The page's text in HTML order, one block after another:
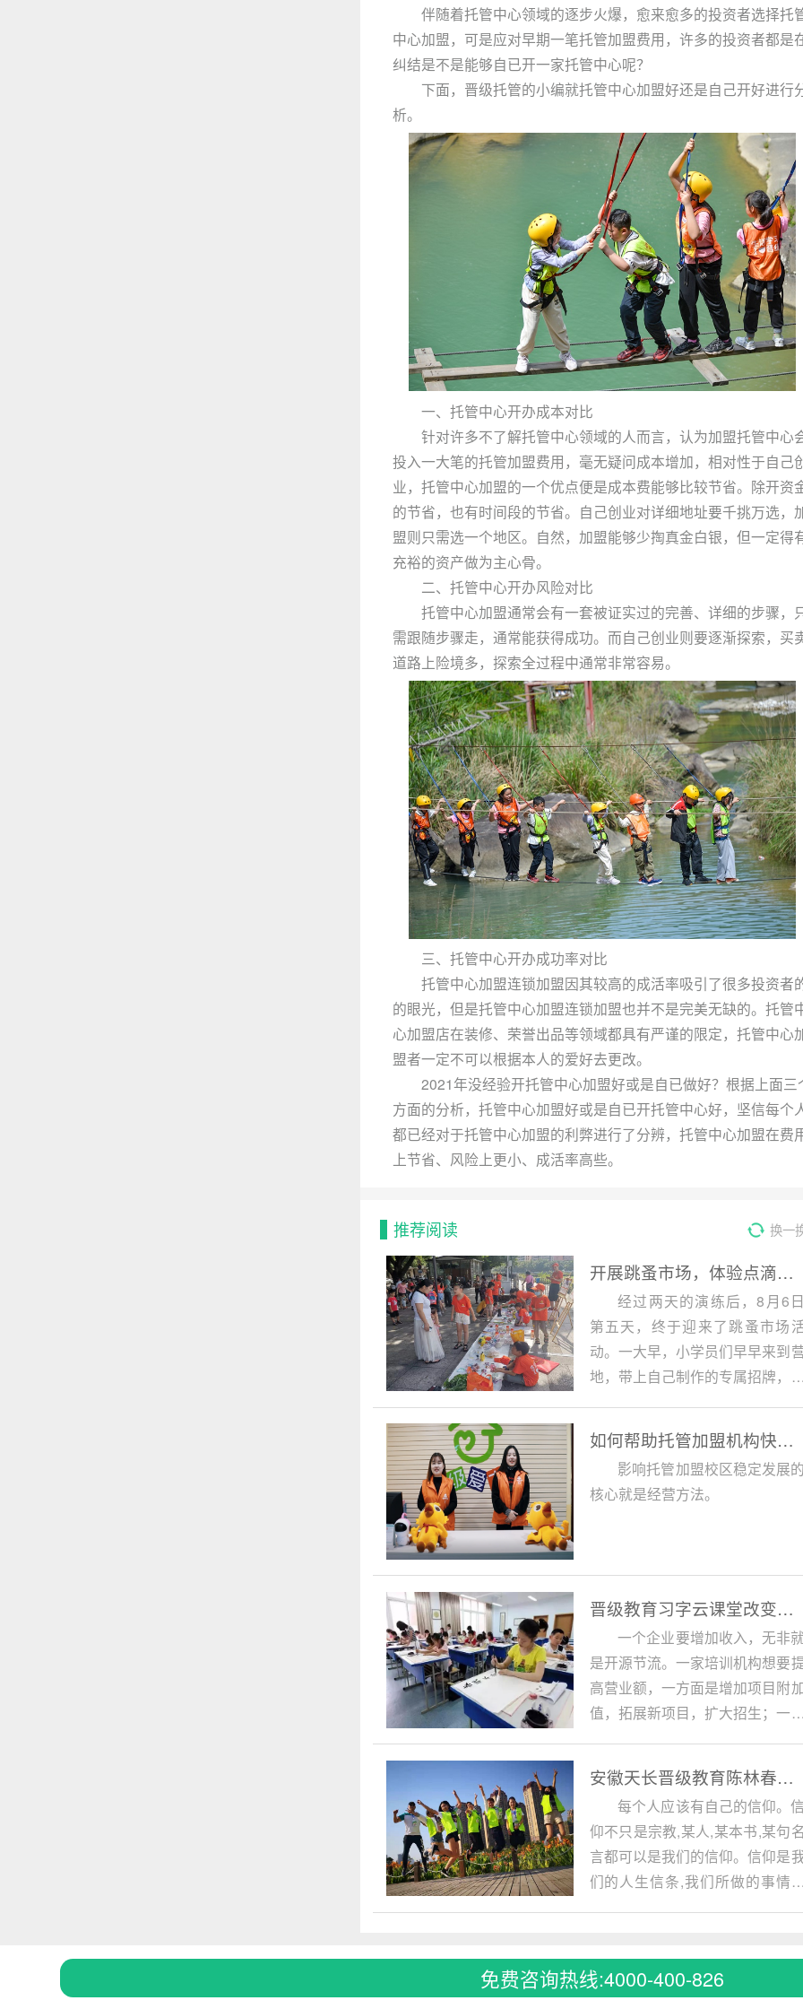
伴随着托管中心领域的逐步火爆，愈来愈多的投资者选择托
中心加盟，可是应对早期一笔托管加盟费用，许多的投资者都是
纠结是不是能够自已开一家托管中心呢？
下面，晋级托管的小编就托管中心加盟好还是自己开好进行
析。
一、托管中心开办成本对比
针对许多不了解托管中心领域的人而言，认为加盟托管中心
投入一大笔的托管加盟费用，毫无疑问成本增加，相对性于自己
业，托管中心加盟的一个优点便是成本费能够比较节省。除开资
的节省，也有时间段的节省。自己创业对详细地址要千挑万选，
盟则只需选一个地区。自然，加盟能够少掏真金白银，但一定得
充裕的资产做为主心骨。
二、托管中心开办风险对比
托管中心加盟通常会有一套被证实过的完善、详细的步骤，
需跟随步骤走，通常能获得成功。而自己创业则要逐渐探索，买
道路上险境多，探索全过程中通常非常容易。
三、托管中心开办成功率对比
托管中心加盟连锁加盟因其较高的成活率吸引了很多投资者
的眼光，但是托管中心加盟连锁加盟也并不是完美无缺的。托管
心加盟店在装修、荣誉出品等领域都具有严谨的限定，托管中心
盟者一定不可以根据本人的爱好去更改。
2021年没经验开托管中心加盟好或是自已做好？根据上面三
方面的分析，托管中心加盟好或是自已开托管中心好，坚信每个
都已经对于托管中心加盟的利弊进行了分辨，托管中心加盟在费
上节省、风险上更小、成活率高些。
推荐阅读 换一
开展跳蚤市场，体验点滴成长，晋级教育好习惯特训营韶关站第五天
经过两天的演练后，8月6日
第五天，终于迎来了跳蚤市场
动。一大早，小学员们早早来到
地，带上自己制作的专属招牌，准
如何帮助托管加盟机构快速提升效益
影响托管加盟校区稳定发展的
核心就是经营方法。
晋级教育习字云课堂改变书法培训格局
一个企业要增加收入，无非
是开源节流。一家培训机构想要
高营业额，一方面是增加项目附
值，拓展新项目，扩大招生；一方
安徽天长晋级教育陈林春老师今日感动
每个人应该有自己的信仰。信
仰不只是宗教,某人,某本书,某句名
言都可以是我们的信仰。信仰是
们的人生信条,我们所做的事情都
追求它的人。拥有信仰的人，才
更加珍惜人生的幸福与不易。
免费咨询热线:4000-400-826